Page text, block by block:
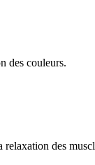
des couleurs.
des